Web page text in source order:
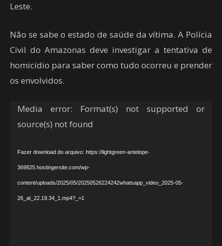
Leste.
Não se sabe o estado de saúde da vítima. A Polícia
Civil do Amazonas deve investigar a tentativa de
homicídio para saber como tudo ocorreu e prender
os envolvidos.
Tocador
de
Media error: Format(s) not supported or
source(s) not found
Fazer download do arquivo: https://lightgreen-antelope-
369825.hostingersite.com/wp-
content/uploads/2025/05/20250526224242whatsapp_video_2025-05-
26_at_22.19.34_1.mp4?_=1